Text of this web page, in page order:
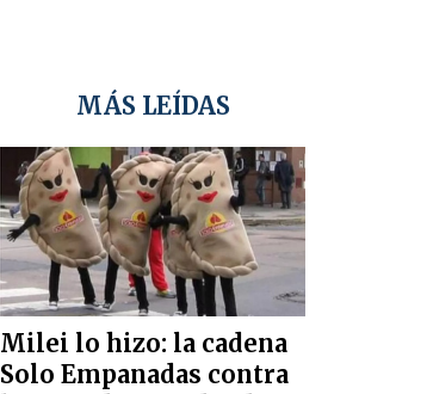
MÁS LEÍDAS
Milei lo hizo: la cadena
Solo Empanadas contra